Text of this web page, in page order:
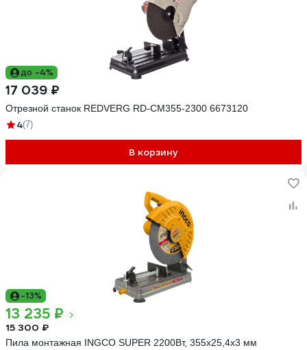
до -4%
17 039 ₽
Отрезной станок REDVERG RD-CM355-2300 6673120
4(7)
В корзину
-13%
13 235 ₽
15 300 ₽
Пила монтажная INGCO SUPER 2200Вт, 355х25,4х3 мм